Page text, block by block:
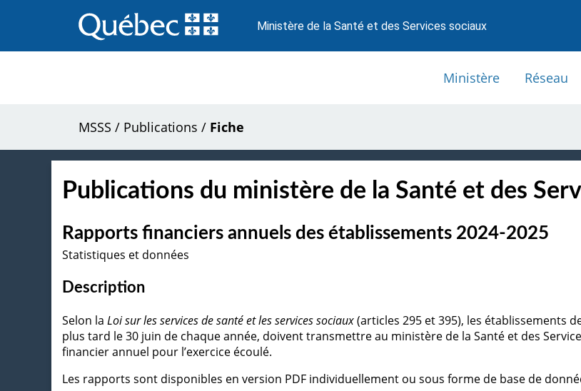
au
contenu
Ministère de la Santé et des Services sociaux
Ministère Réseau
MSSS / Publications / Fiche
Publications du ministère de la Santé et des
Rapports financiers annuels des établissements 2024-2025
Statistiques et données
Description
Selon la Loi sur les services de santé et les services sociaux(articles 295 et 395), les établissements
plus tard le 30 juin de chaque année, doivent transmettre au ministère de la Santé et des
financier annuel pour l’exercice écoulé.
Les rapports sont disponibles en version PDF individuellement ou sous forme de base de